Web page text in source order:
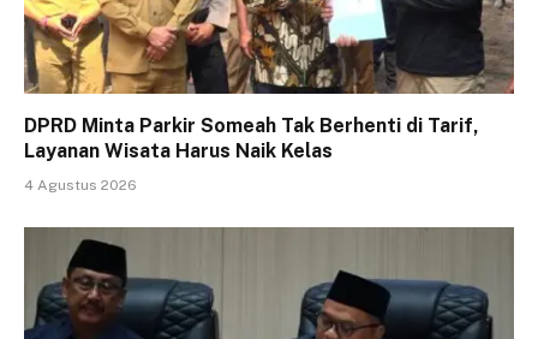
DPRD Minta Parkir Someah Tak Berhenti di Tarif,
Layanan Wisata Harus Naik Kelas
4 Agustus 2026